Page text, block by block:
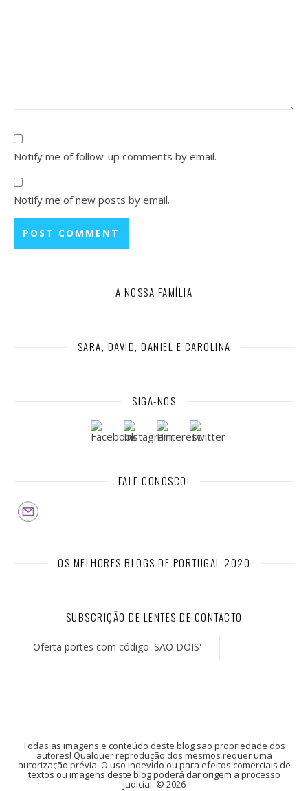
Notify me of follow-up comments by email.
Notify me of new posts by email.
A NOSSA FAMÍLIA
SARA, DAVID, DANIEL E CAROLINA
SIGA-NOS
FALE CONOSCO!
OS MELHORES BLOGS DE PORTUGAL 2020
SUBSCRIÇÃO DE LENTES DE CONTACTO
Oferta portes com código 'SAO DOIS'
Todas as imagens e conteúdo deste blog são propriedade dos
autores! Qualquer reprodução dos mesmos requer uma
autorização prévia. O uso indevido ou para efeitos comerciais de
textos ou imagens deste blog poderá dar origem a processo
judicial. © 2026